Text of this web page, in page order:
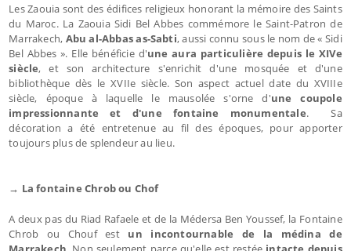
Les Zaouia sont des édifices religieux honorant la mémoire des Saints
du Maroc. La Zaouia Sidi Bel Abbes commémore le Saint-Patron de
Marrakech, Abu al-Abbas as-Sabti, aussi connu sous le nom de « Sidi
Bel Abbes ». Elle bénéficie d'une aura particulière depuis le XIVe
siècle, et son architecture s'enrichit d'une mosquée et d'une
bibliothèque dès le XVIIe siècle. Son aspect actuel date du XVIIIe
siècle, époque à laquelle le mausolée s'orne d'une coupole
impressionnante et d'une fontaine monumentale. Sa
décoration a été entretenue au fil des époques, pour apporter
toujours plus de splendeur au lieu.
→ La fontaine Chrob ou Chof
A deux pas du Riad Rafaele et de la Médersa Ben Youssef, la Fontaine
Chrob ou Chouf est un incontournable de la médina de